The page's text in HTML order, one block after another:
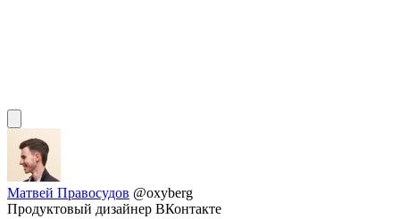
Матвей Правосудов @oxyberg
Продуктовый дизайнер ВКонтакте